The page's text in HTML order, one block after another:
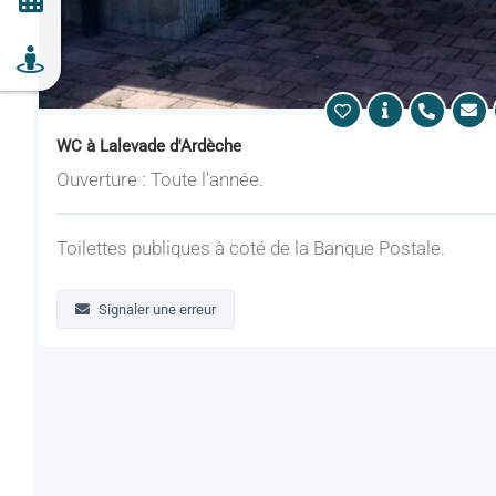
WC à Lalevade d'Ardèche
Ouverture : Toute l'année.
Toilettes publiques à coté de la Banque Postale.
Signaler une erreur